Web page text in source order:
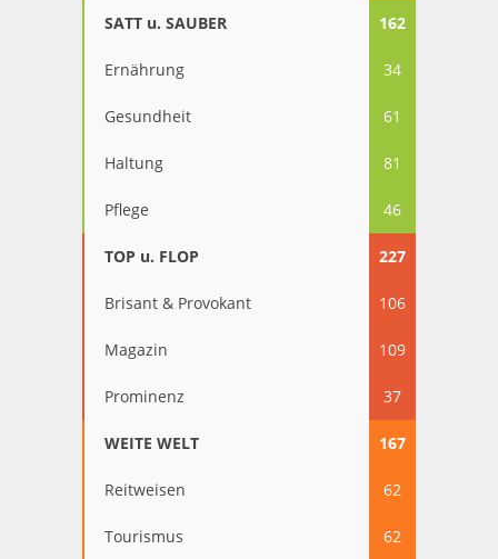
SATT u. SAUBER 162
Ernährung 34
Gesundheit 61
Haltung 81
Pflege 46
TOP u. FLOP 227
Brisant & Provokant 106
Magazin 109
Prominenz 37
WEITE WELT 167
Reitweisen 62
Tourismus 62